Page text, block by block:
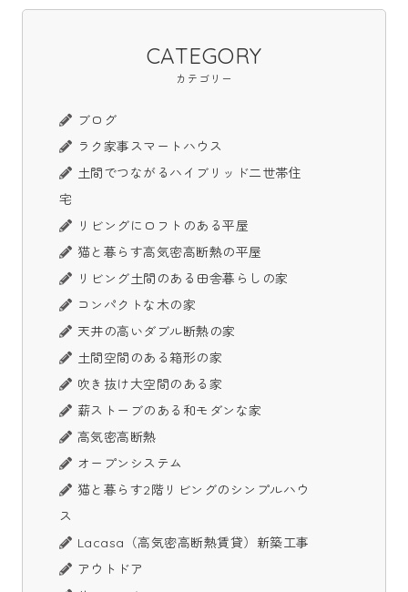
CATEGORY
カテゴリー
ブログ
ラク家事スマートハウス
土間でつながるハイブリッド二世帯住
宅
リビングにロフトのある平屋
猫と暮らす高気密高断熱の平屋
リビング土間のある田舎暮らしの家
コンパクトな木の家
天井の高いダブル断熱の家
土間空間のある箱形の家
吹き抜け大空間のある家
薪ストーブのある和モダンな家
高気密高断熱
オープンシステム
猫と暮らす2階リビングのシンプルハウ
ス
Lacasa（高気密高断熱賃貸）新築工事
アウトドア